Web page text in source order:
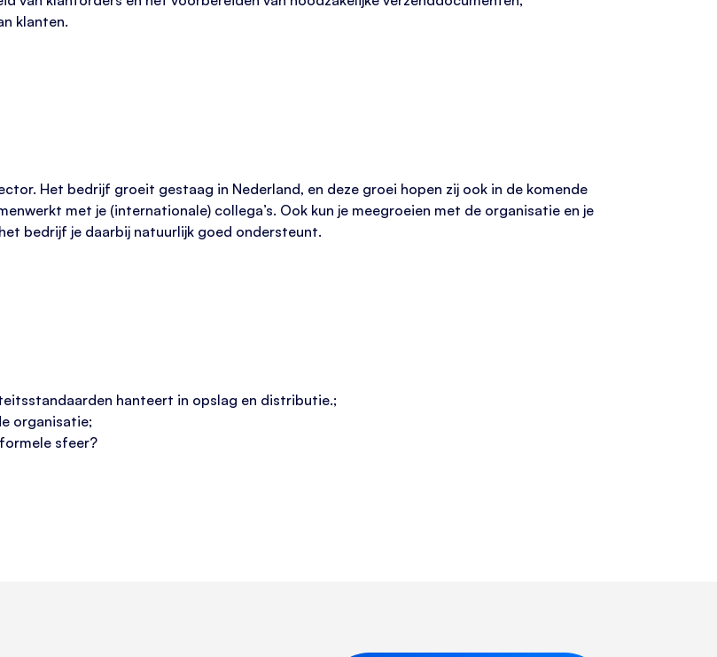
klanten.
Het bedrijf groeit gestaag in Nederland, en deze groei hopen zij ook in de komende
met je (internationale) collega’s. Ook kun je meegroeien met de organisatie en je
bedrijf je daarbij natuurlijk goed ondersteunt.
hanteert in opslag en distributie.;
organisatie;
sfeer?